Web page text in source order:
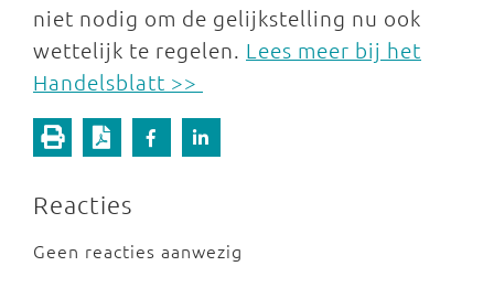
niet nodig om de gelijkstelling nu ook
wettelijk te regelen. Lees meer bij het
Handelsblatt >>
Reacties
Geen reacties aanwezig